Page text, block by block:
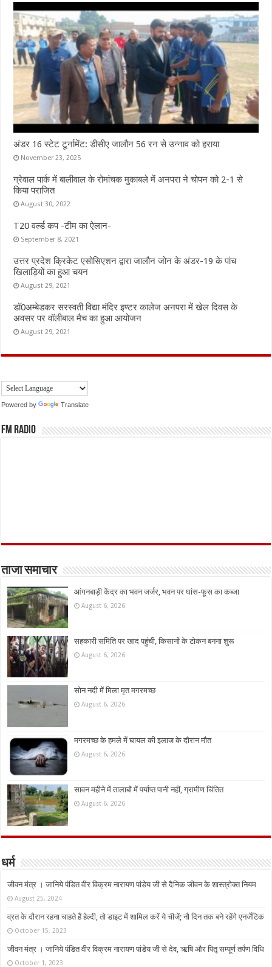
अंडर 16 स्टेट टूर्नामेंट: डीसीए जालौन 56 रन से उन्नाव को हराया
November 23, 2025
ग्रेवाल पार्क में बालीवाल के रोमांचक मुकाबले में अनपरा ने चोपन को 2-1 से
किया पराजित
August 30, 2022
T20 वर्ल्ड कप -टीम का ऐलान-
September 8, 2021
उत्तर प्रदेश क्रिकेट एसोसिएशन द्वारा जालौन जोन के अंडर-19 के पांच
खिलाड़ियों का हुआ चयन
August 29, 2021
डॉ0अम्बेडकर सरस्वती विद्या मंदिर इण्टर कालेज अनपरा में खेल दिवस के
अवसर पर वॉलीबाल मैच का हुआ आयोजन
August 29, 2021
Powered by Translate
FM Radio
ताजा समाचार
आंगनबाड़ी केंद्र का भवन जर्जर, भवन पर घांस-फूस का कब्जा
August 6, 2026
सहकारी समिति पर खाद पहुंची, किसानों के टोकन बनना शुरू
August 6, 2026
सोन नदी में मिला मृत मगरमच्छ
August 6, 2026
मगरमच्छ के हमले में घायल की इलाज के दौरान मौत
August 6, 2026
सावन महीने में तालाबों में पर्याप्त पानी नहीं, ग्रामीण चिंतित
August 6, 2026
धर्म
जीवन मंत्र । जानिये पंडित वीर विक्रम नारायण पांडेय जी से दैनिक जीवन के शास्त्रोक्त नियम
August 25, 2024
व्रत के दौरान रहना चाहते हैं हेल्दी, तो डाइट में शामिल करें ये चीजें; नौ दिन तक बने रहेंगे एनर्जेटिक
October 15, 2023
जीवन मंत्र । जानिये पंडित वीर विक्रम नारायण पांडेय जी से देव, ऋषि और पितृ सम्पूर्ण तर्पण विधि
October 1, 2023